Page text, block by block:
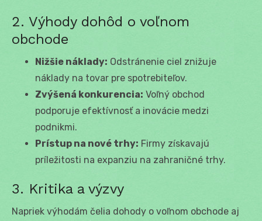
2. Výhody dohôd o voľnom
obchode
Nižšie náklady: Odstránenie ciel znižuje
náklady na tovar pre spotrebiteľov.
Zvýšená konkurencia: Voľný obchod
podporuje efektívnosť a inovácie medzi
podnikmi.
Prístup na nové trhy: Firmy získavajú
príležitosti na expanziu na zahraničné trhy.
3. Kritika a výzvy
Napriek výhodám čelia dohody o voľnom obchode aj